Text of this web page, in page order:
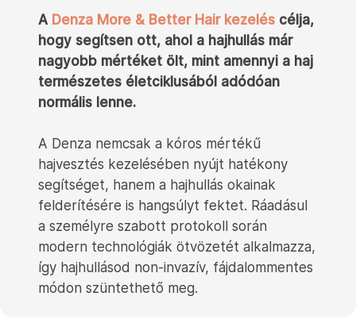
A Denza More & Better Hair kezelés célja,
hogy segítsen ott, ahol a hajhullás már
nagyobb mértéket ölt, mint amennyi a haj
természetes életciklusából adódóan
normális lenne.
A Denza nemcsak a kóros mértékű
hajvesztés kezelésében nyújt hatékony
segítséget, hanem a hajhullás okainak
felderítésére is hangsúlyt fektet. Ráadásul
a személyre szabott protokoll során
modern technológiák ötvözetét alkalmazza,
így hajhullásod non-invazív, fájdalommentes
módon szüntethető meg.